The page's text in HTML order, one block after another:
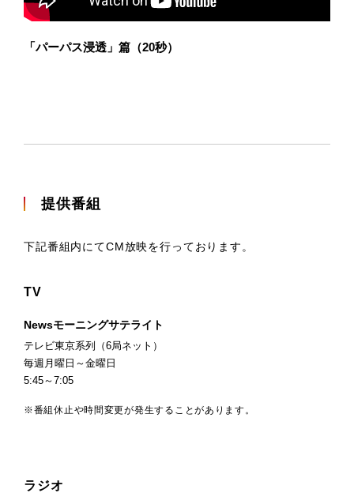
「パーパス浸透」篇（20秒）
提供番組
下記番組内にてCM放映を行っております。
TV
Newsモーニングサテライト
テレビ東京系列（6局ネット）
毎週月曜日～金曜日
5:45～7:05
※番組休止や時間変更が発生することがあります。
ラジオ